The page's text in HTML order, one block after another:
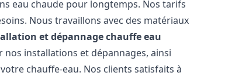
eau chaude pour longtemps. Nos tarifs
Nous travaillons avec des matériaux
et dépannage chauffe eau
installations et dépannages, ainsi
chauffe-eau. Nos clients satisfaits à